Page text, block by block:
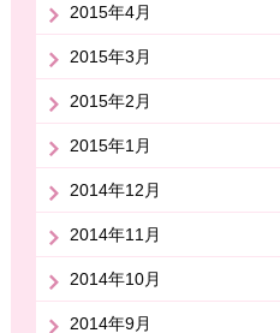
2015年4月
2015年3月
2015年2月
2015年1月
2014年12月
2014年11月
2014年10月
2014年9月